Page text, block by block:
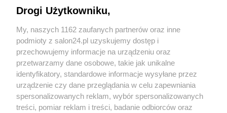
Sport
Społeczeństwo
Kultura
Drogi Użytkowniku,
My, naszych 1162 zaufanych partnerów oraz inne
podmioty z salon24.pl uzyskujemy dostęp i
przechowujemy informacje na urządzeniu oraz
przetwarzamy dane osobowe, takie jak unikalne
identyfikatory, standardowe informacje wysyłane przez
urządzenie czy dane przeglądania w celu zapewniania
spersonalizowanych reklam, wybór spersonalizowanych
treści, pomiar reklam i treści, badanie odbiorców oraz